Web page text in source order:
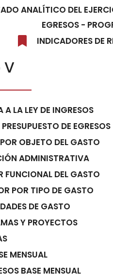
ANALÍTICO DEL
EGRESOS -
INDICADORES DE
LA LEY DE INGRESOS
DE EGRESOS
OBJETO DEL GASTO
ADMINISTRATIVA
FUNCIONAL DEL GASTO
POR TIPO DE GASTO
DE GASTO
Y PROYECTOS
MENSUAL
BASE MENSUAL